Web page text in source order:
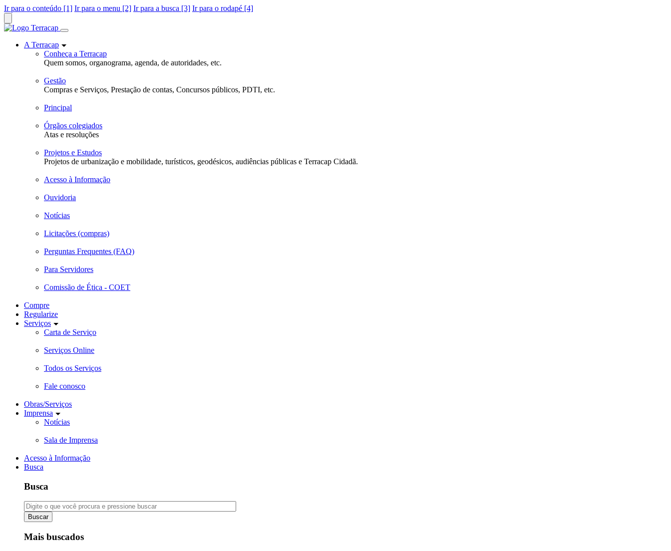
Ir para o conteúdo [1] Ir para o menu [2] Ir para a busca [3] Ir para o rodapé [4]
A Terracap
Conheça a Terracap
Quem somos, organograma, agenda, de autoridades, etc.
Gestão
Compras e Serviços, Prestação de contas, Concursos públicos, PDTI, etc.
Principal
Órgãos colegiados
Atas e resoluções
Projetos e Estudos
Projetos de urbanização e mobilidade, turísticos, geodésicos, audiências públicas e Terracap Cidadã.
Acesso à Informação
Ouvidoria
Notícias
Licitações (compras)
Perguntas Frequentes (FAQ)
Para Servidores
Comissão de Ética - COET
Compre
Regularize
Serviços
Carta de Serviço
Serviços Online
Todos os Serviços
Fale conosco
Obras/Serviços
Imprensa
Notícias
Sala de Imprensa
Acesso à Informação
Busca
Busca
Buscar
Mais buscados